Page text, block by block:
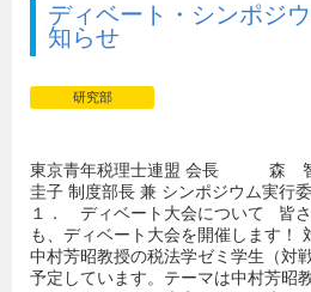
ディベート・シンポジ
知らせ
研究部
東京青年税理士連盟 会長 森
圭子 制度部長 兼 シンポジウム実
１． ディベート大会について 皆
も、ディベート大会を開催します！
中村芳昭教授の税法学ゼミ学生（対
予定しています。テーマは中村芳昭